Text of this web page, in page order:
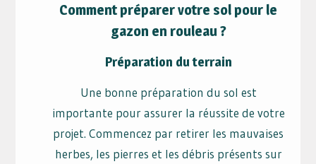
Comment préparer votre sol pour le
gazon en rouleau ?
Préparation du terrain
Une bonne préparation du sol est
importante pour assurer la réussite de votre
projet. Commencez par retirer les mauvaises
herbes, les pierres et les débris présents sur